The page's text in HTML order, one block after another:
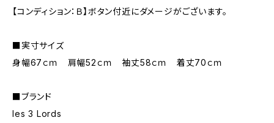
【コンディション：Ｂ】ボタン付近にダメージがございます。
■実寸サイズ
身幅67ｃｍ 肩幅52ｃｍ 袖丈58ｃｍ 着丈70ｃｍ
■ブランド
les 3 Lords